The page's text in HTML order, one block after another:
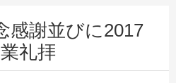
感謝並びに2017
礼拝